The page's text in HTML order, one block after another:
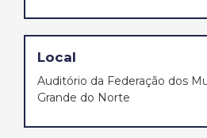
Local
Auditório da Federação dos
Grande do Norte